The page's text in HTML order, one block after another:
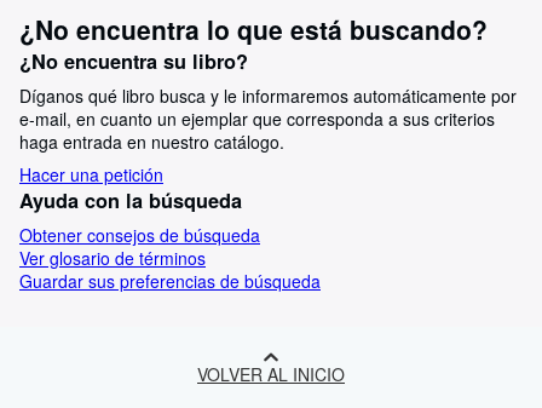
¿No encuentra lo que está buscando?
¿No encuentra su libro?
Díganos qué libro busca y le informaremos automáticamente por
e-mail, en cuanto un ejemplar que corresponda a sus criterios
haga entrada en nuestro catálogo.
Hacer una petición
Ayuda con la búsqueda
Obtener consejos de búsqueda
Ver glosario de términos
Guardar sus preferencias de búsqueda
VOLVER AL INICIO